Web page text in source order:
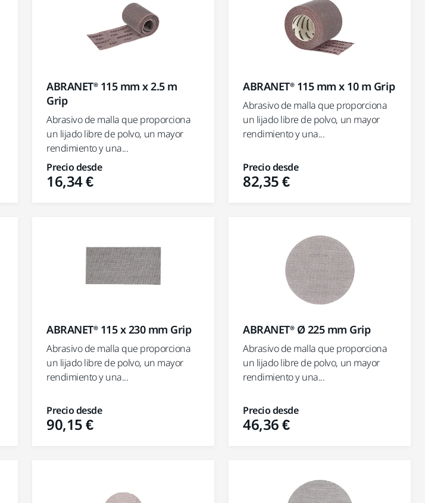
ABRANET® 115 mm x 2.5 m
Grip
Abrasivo de malla que proporciona
un lijado libre de polvo, un mayor
rendimiento y una...
Precio desde
16,34 €
ABRANET® 115 mm x 10 m Grip
Abrasivo de malla que proporciona
un lijado libre de polvo, un mayor
rendimiento y una...
Precio desde
82,35 €
ABRANET® 115 x 230 mm Grip
Abrasivo de malla que proporciona
un lijado libre de polvo, un mayor
rendimiento y una...
Precio desde
90,15 €
ABRANET® Ø 225 mm Grip
Abrasivo de malla que proporciona
un lijado libre de polvo, un mayor
rendimiento y una...
Precio desde
46,36 €